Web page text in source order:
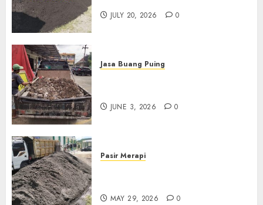
JULY 20, 2026 0
Jasa Buang Puing
JUNE 3, 2026 0
Pasir Merapi
MAY 29, 2026 0